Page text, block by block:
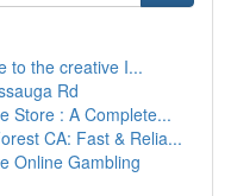
to the creative I...
Rd
Store : A Complete...
CA: Fast & Relia...
Online Gambling